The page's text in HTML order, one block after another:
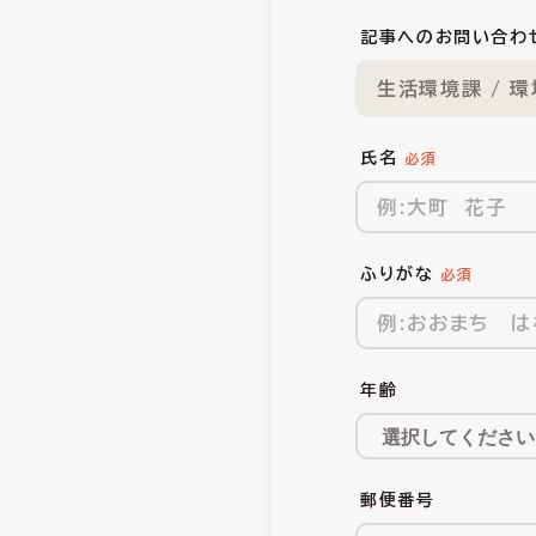
記事へのお問い合わ
生活環境課 / 環
氏名
ふりがな
年齢
郵便番号